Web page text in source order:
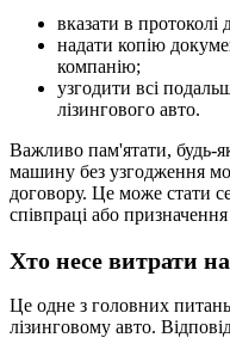
вказати в протоколі
надати копію
компанію;
узгодити всі
лізингового авто.
Важливо пам'ятати, будь-
машину без узгодження
договору. Це може стати
співпраці або
Хто несе витрати
Це одне з головних
лізинговому авто.